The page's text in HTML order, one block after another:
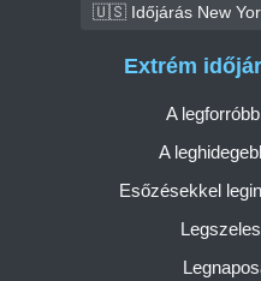
🇺🇸 Időjárás New
Extrém
A
A
Esőzésekkel